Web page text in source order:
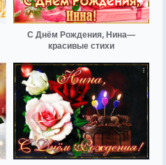
С Днём Рождения, Нина—
красивые стихи